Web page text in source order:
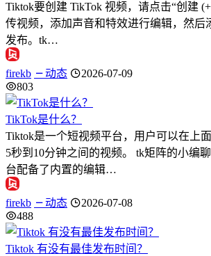
Tiktok要创建 TikTok 视频，请点击“创建
传视频，添加声音和特效进行编辑，然后
发布。tk…
firekb 动态
2026-07-09
803
TikTok是什么？
Tiktok是一个短视频平台，用户可以在上
5秒到10分钟之间的视频。 tk矩阵的小编
台配备了内置的编辑…
firekb 动态
2026-07-08
488
Tiktok 有没有最佳发布时间？